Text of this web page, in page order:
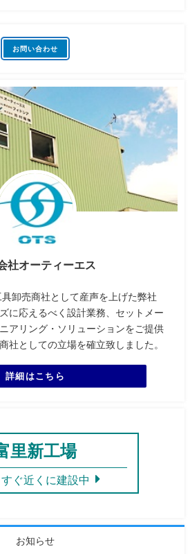
お問い合わせ
社オーティーエス
卸売商社として産声を上げた弊社
に応えるべく設計業務、セットメー
アリング・ソリューションをご提供
社としての立場を確立致しました。
詳細はこちら
里新工場
ぐ近くに建設中
お知らせ